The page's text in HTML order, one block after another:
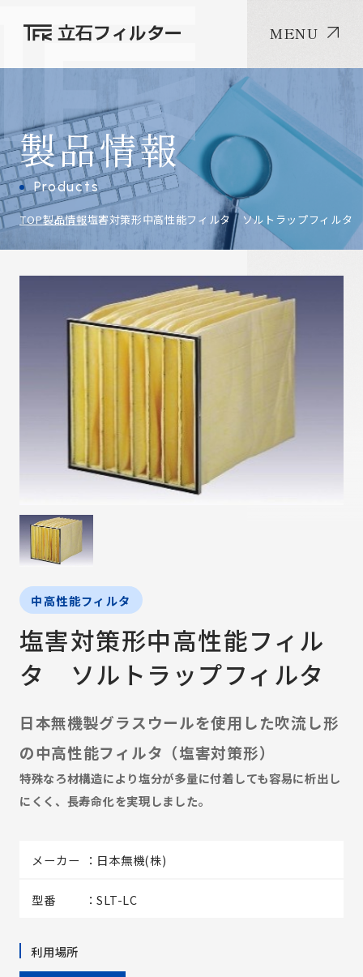
MENU
製品情報
Products
TOP製品情報塩害対策形中高性能フィルタ ソルトラップフィルタ
中高性能フィルタ
塩害対策形中高性能フィル
タ ソルトラップフィルタ
日本無機製グラスウールを使用した吹流し形
の中高性能フィルタ（塩害対策形）
特殊なろ材構造により塩分が多量に付着しても容易に析出し
にくく、長寿命化を実現しました。
メーカー 日本無機(株)
型番 SLT-LC
利用場所